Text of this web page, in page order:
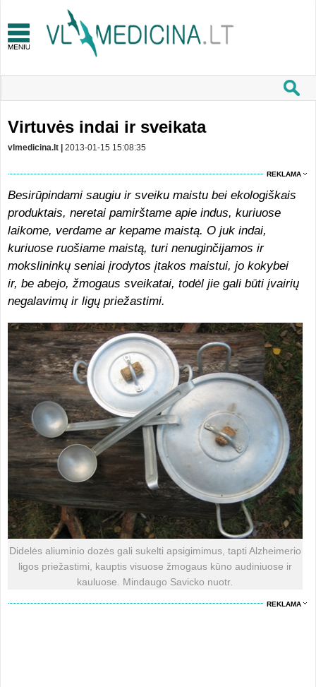
Virtuvės indai ir sveikata
vlmedicina.lt | 2013-01-15 15:08:35
REKLAMA
Besirūpindami saugiu ir sveiku maistu bei ekologiškais
produktais, neretai pamirštame apie indus, kuriuose
laikome, verdame ar kepame maistą. O juk indai,
kuriuose ruošiame maistą, turi nenuginčijamos ir
mokslininkų seniai įrodytos įtakos maistui, jo kokybei
ir, be abejo, žmogaus sveikatai, todėl jie gali būti įvairių
negalavimų ir ligų priežastimi.
Didelės aliuminio dozės gali sukelti apsigimimus, tapti Alzheimerio
ligos priežastimi, kauptis visuose žmogaus kūno audiniuose ir
kauluose. Mindaugo Savicko nuotr.
REKLAMA